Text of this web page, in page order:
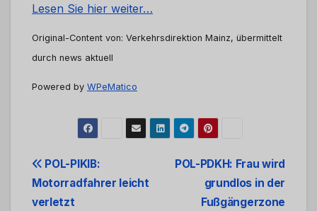
Lesen Sie hier weiter…
Original-Content von: Verkehrsdirektion Mainz, übermittelt
durch news aktuell
Powered by WPeMatico
Beitrags-
Navigation
POL-PDKH: Frau wird
grundlos in der
Fußgängerzone
POL-PIKIB:
Motorradfahrer leicht
verletzt